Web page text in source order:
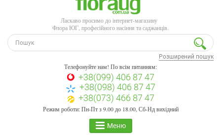
Ласкаво просимо до інтернет-магазину
Флора ЮГ, професійного насіння та саджанців.
Розширений пошук
Телефонуйте нам! По всім питанням:
+38(099) 406 87 47
+38(098) 406 87 47
+38(073) 466 87 47
Режим роботи: Пн-Пт з 9.00 до 18.00, Сб-Нд вихідний
Меню